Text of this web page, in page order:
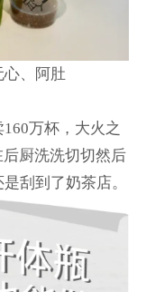
、阿肚
万杯，大火之
厨洗洗切切然后
刮到了奶茶店。